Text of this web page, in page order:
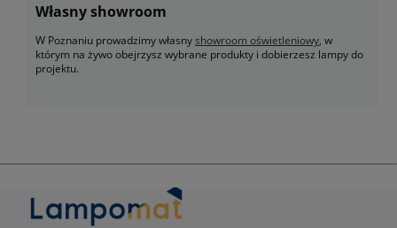
Własny showroom
W Poznaniu prowadzimy własnyshowroom oświetleniowy, w
którym na żywo obejrzysz wybrane produkty i dobierzesz lampy do
projektu.